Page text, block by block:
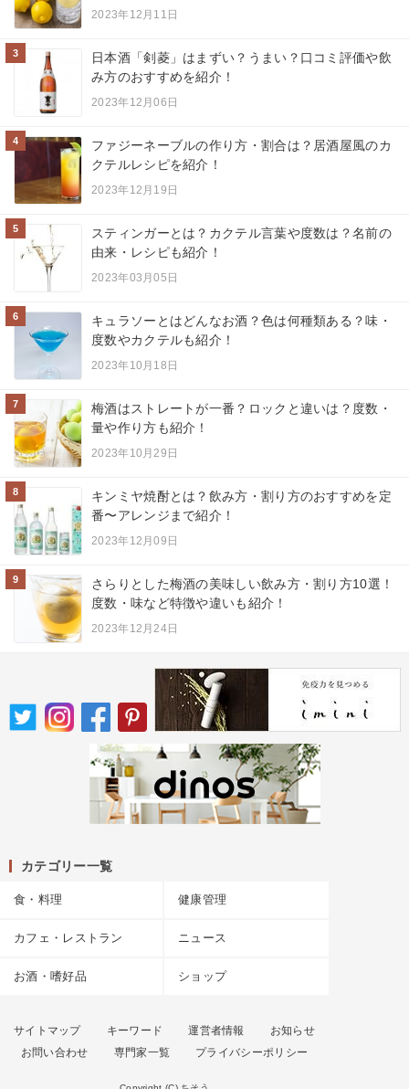
2023年12月11日
3
日本酒「剣菱」はまずい？うまい？口コミ評価や飲
み方のおすすめを紹介！
2023年12月06日
4
ファジーネーブルの作り方・割合は？居酒屋風のカ
クテルレシピを紹介！
2023年12月19日
5
スティンガーとは？カクテル言葉や度数は？名前の
由来・レシピも紹介！
2023年03月05日
6
キュラソーとはどんなお酒？色は何種類ある？味・
度数やカクテルも紹介！
2023年10月18日
7
梅酒はストレートが一番？ロックと違いは？度数・
量や作り方も紹介！
2023年10月29日
8
キンミヤ焼酎とは？飲み方・割り方のおすすめを定
番〜アレンジまで紹介！
2023年12月09日
9
さらりとした梅酒の美味しい飲み方・割り方10選！
度数・味など特徴や違いも紹介！
2023年12月24日
カテゴリー一覧
食・料理 健康管理
カフェ・レストラン ニュース
お酒・嗜好品 ショップ
サイトマップ キーワード 運営者情報
お知らせ
お問い合わせ
専門家一覧 プライバシーポリシー